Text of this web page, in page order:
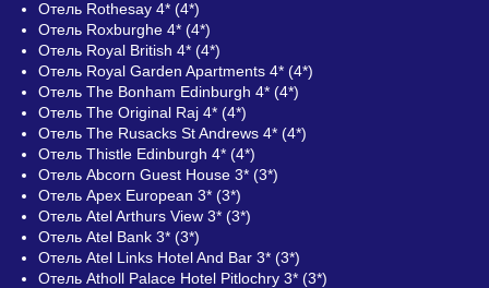
Отель Rothesay 4* (4*)
Отель Roxburghe 4* (4*)
Отель Royal British 4* (4*)
Отель Royal Garden Apartments 4* (4*)
Отель The Bonham Edinburgh 4* (4*)
Отель The Original Raj 4* (4*)
Отель The Rusacks St Andrews 4* (4*)
Отель Thistle Edinburgh 4* (4*)
Отель Abcorn Guest House 3* (3*)
Отель Apex European 3* (3*)
Отель Atel Arthurs View 3* (3*)
Отель Atel Bank 3* (3*)
Отель Atel Links Hotel And Bar 3* (3*)
Отель Atholl Palace Hotel Pitlochry 3* (3*)